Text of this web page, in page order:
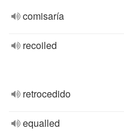
comisaría
recoiled
retrocedido
equalled